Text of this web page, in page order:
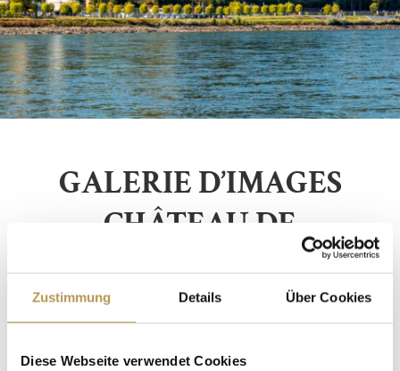
Zustimmung Details Über Cookies
Diese Webseite verwendet Cookies
GALERIE D’IMAGES
CHÂTEAU DE
RHEINFELS